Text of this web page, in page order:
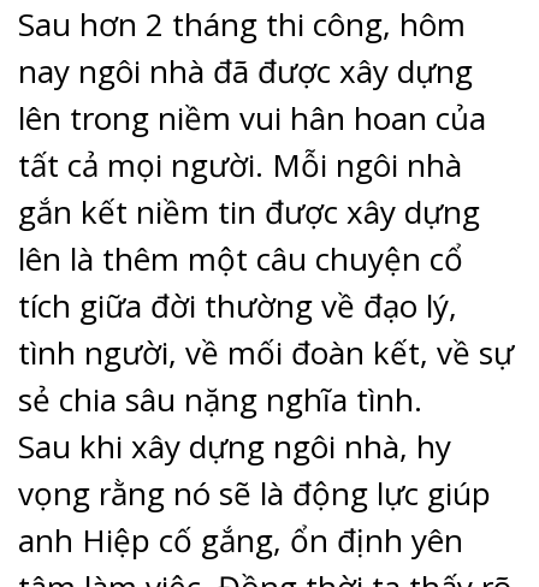
Sau hơn 2 tháng thi công, hôm
nay ngôi nhà đã được xây dựng
lên trong niềm vui hân hoan của
tất cả mọi người. Mỗi ngôi nhà
gắn kết niềm tin được xây dựng
lên là thêm một câu chuyện cổ
tích giữa đời thường về đạo lý,
tình người, về mối đoàn kết, về sự
sẻ chia sâu nặng nghĩa tình.
Sau khi xây dựng ngôi nhà, hy
vọng rằng nó sẽ là động lực giúp
anh Hiệp cố gắng, ổn định yên